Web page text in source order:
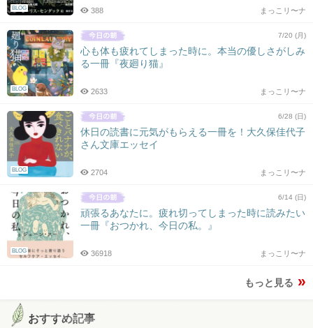
BLOG まっこリ〜ナ
388
BLOG
7/20 (月)
心も体も疲れてしまった時に。本当の優しさがしみ
る一冊『夜廻り猫』
まっこリ〜ナ
2633
BLOG
6/28 (日)
休日の読書に元気がもらえる一冊を！大久保佳代子
さん文庫エッセイ
まっこリ〜ナ
2704
BLOG
6/14 (日)
頑張るあなたに。疲れ切ってしまった時に読みたい
一冊『おつかれ、今日の私。』
まっこリ〜ナ
36918
もっと見る
おすすめ記事